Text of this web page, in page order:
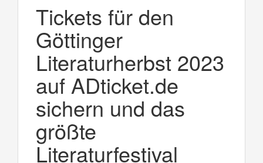
Tickets für den
Göttinger
Literaturherbst 2023
auf ADticket.de
sichern und das
größte
Literaturfestival